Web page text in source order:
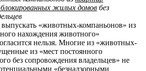
жилых домов без
выпускать «животных-компаньонов» из
нахождения животного»
нельзя. Многие из «животных-
из «мест постоянного
без сопровождения владельцев» не
«безнадзорными